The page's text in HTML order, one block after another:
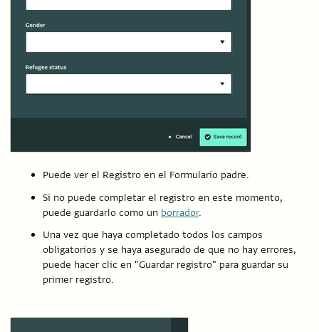
Puede ver el Registro en el Formulario padre.
Si no puede completar el registro en este momento,
puede guardarlo como un borrador.
Una vez que haya completado todos los campos
obligatorios y se haya asegurado de que no hay errores,
puede hacer clic en "Guardar registro" para guardar su
primer registro.